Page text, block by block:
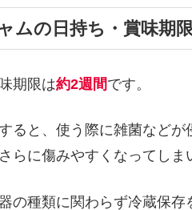
ムの日持ち・賞味期限
期限は約2週間です。
ると、使う際に雑菌など
らに傷みやすくなってしま
の種類に関わらず冷蔵保